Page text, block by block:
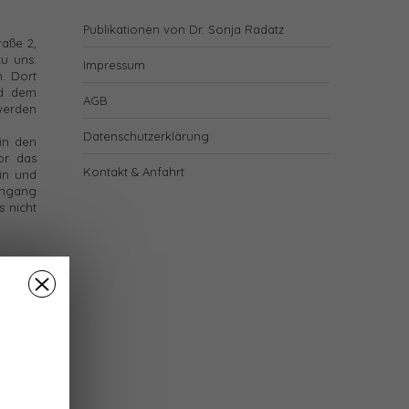
2,
uns:
Dort
dem
den
das
und
nicht
3
und
zu
bis
vor
Publikationen von Dr. Sonja Radatz
Impressum
AGB
Datenschutzerklärung
Kontakt & Anfahrt